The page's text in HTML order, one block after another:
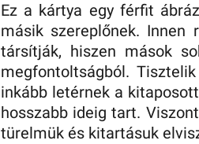
Ez a kártya egy férfit
másik szereplőnek. Innen
társítják, hiszen mások
megfontoltságból.
inkább letérnek a
hosszabb ideig tart.
türelmük és kitartásuk